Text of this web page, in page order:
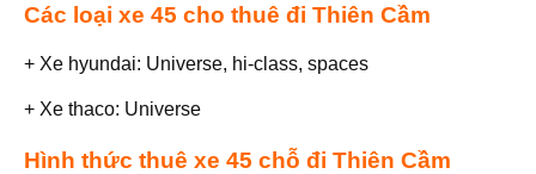
Các loại xe 45 cho thuê đi Thiên Cầm
+ Xe hyundai: Universe, hi-class, spaces
+ Xe thaco: Universe
Hình thức thuê xe 45 chỗ đi Thiên Cầm